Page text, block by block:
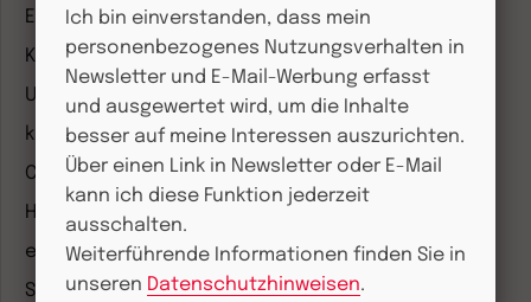
Entdeckungskiste
Kleinstkinder in Kita und Tagespflege
Unser Ganztag
kizz Elternwelt
CHRIST IN DER GEGENWART
Herder Korrespondenz
einfach leben
Stimmen der Zeit
Ich bin einverstanden, dass mein
personenbezogenes Nutzungsverhalten in
Newsletter und E-Mail-Werbung erfasst
und ausgewertet wird, um die Inhalte
besser auf meine Interessen auszurichten.
Über einen Link in Newsletter oder E-Mail
kann ich diese Funktion jederzeit
ausschalten.
Weiterführende Informationen finden Sie in
unseren Datenschutzhinweisen.